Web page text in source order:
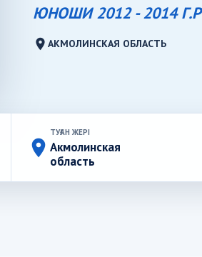
ЮНОШИ 2012 - 2014 Г.Р
location_on АКМОЛИНСКАЯ ОБЛАСТЬ
place
ТУҒАН ЖЕРІ
Акмолинская
область